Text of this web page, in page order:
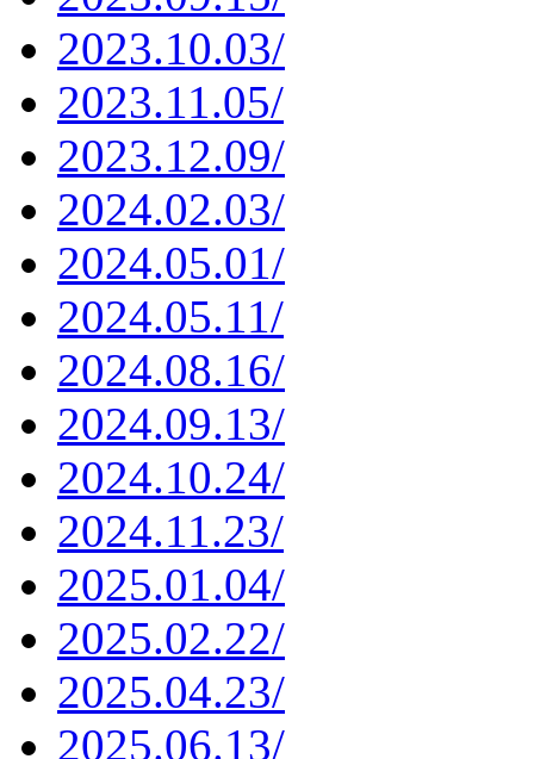
2023.10.03/
2023.11.05/
2023.12.09/
2024.02.03/
2024.05.01/
2024.05.11/
2024.08.16/
2024.09.13/
2024.10.24/
2024.11.23/
2025.01.04/
2025.02.22/
2025.04.23/
2025.06.13/